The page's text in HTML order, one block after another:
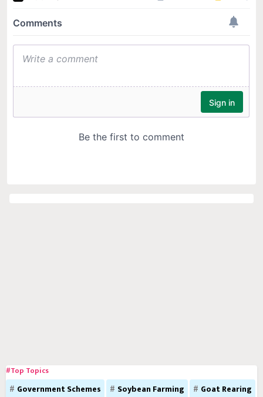
#Top Topics
Government Schemes Soybean Farming
Goat Rearing